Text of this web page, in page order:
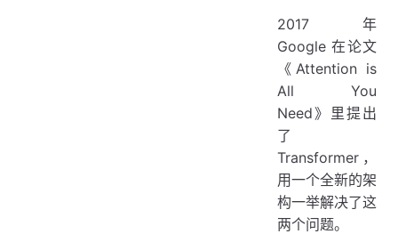
2017 年
Google 在论文
《Attention is
All You
Need》里提出
了
Transformer，
用一个全新的架
构一举解决了这
两个问题。